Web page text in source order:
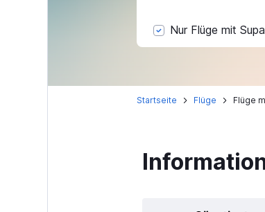
Nur Flüge mit
Startseite Flüge Flüge